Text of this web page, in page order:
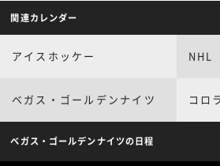
関連カレンダー
アイスホッケー NHL
ベガス・ゴールデンナイツ コロ
ベガス・ゴールデンナイツの日程